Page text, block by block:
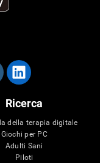
Ricerca
della terapia digitale
Giochi per PC
Adulti Sani
Piloti